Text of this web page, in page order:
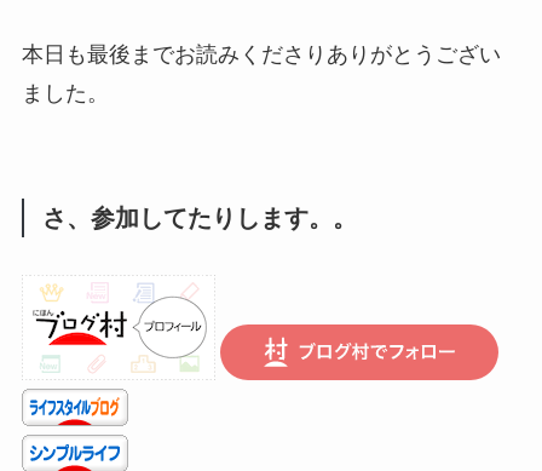
本日も最後までお読みくださりありがとうござい
ました。
さ、参加してたりします。。